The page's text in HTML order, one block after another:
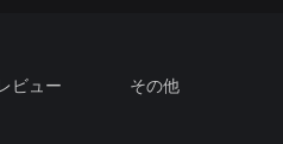
ビュー その他